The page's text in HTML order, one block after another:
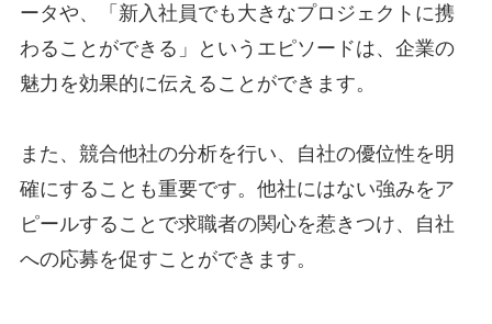
ータや、「新入社員でも大きなプロジェクトに携
わることができる」というエピソードは、企業の
魅力を効果的に伝えることができます。
また、競合他社の分析を行い、自社の優位性を明
確にすることも重要です。他社にはない強みをア
ピールすることで求職者の関心を惹きつけ、自社
への応募を促すことができます。